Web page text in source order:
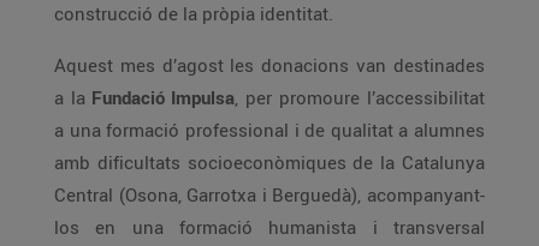
construcció de la pròpia identitat.
Aquest mes d’agost les donacions van destinades
a la Fundació Impulsa, per promoure l’accessibilitat
a una formació professional i de qualitat a alumnes
amb dificultats socioeconòmiques de la Catalunya
Central (Osona, Garrotxa i Berguedà), acompanyant-
los en una formació humanista i transversal